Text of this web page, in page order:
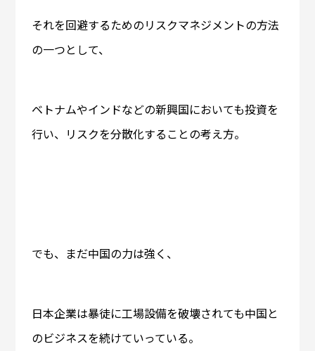
それを回避するためのリスクマネジメントの方法
の一つとして、
ベトナムやインドなどの新興国においても投資を
行い、リスクを分散化することの考え方。
でも、まだ中国の力は強く、
日本企業は暴徒に工場設備を破壊されても中国と
のビジネスを続けていっている。